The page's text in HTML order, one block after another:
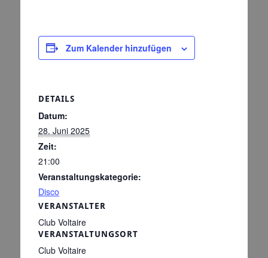
Zum Kalender hinzufügen
DETAILS
Datum:
28. Juni 2025
Zeit:
21:00
Veranstaltungskategorie:
Disco
VERANSTALTUNGSORT
Club Voltaire
VERANSTALTER
Club Voltaire